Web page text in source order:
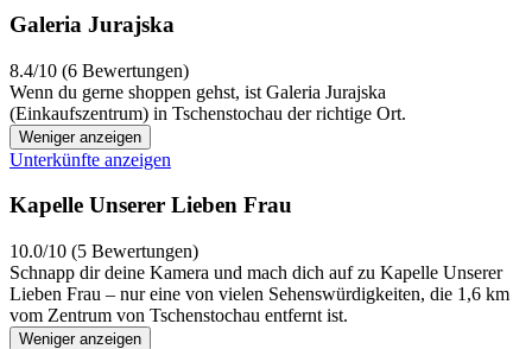
Galeria Jurajska
8.4/10 (6 Bewertungen)
Wenn du gerne shoppen gehst, ist Galeria Jurajska
(Einkaufszentrum) in Tschenstochau der richtige Ort.
Weniger anzeigen
Unterkünfte anzeigen
Kapelle Unserer Lieben Frau
10.0/10 (5 Bewertungen)
Schnapp dir deine Kamera und mach dich auf zu Kapelle Unserer
Lieben Frau – nur eine von vielen Sehenswürdigkeiten, die 1,6 km
vom Zentrum von Tschenstochau entfernt ist.
Weniger anzeigen